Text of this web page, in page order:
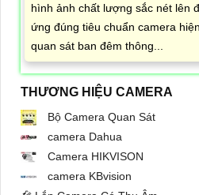
hình ảnh chất lượng sắc nét lên
ứng đúng tiêu chuẩn camera
quan sát ban đêm thông...
THƯƠNG HIỆU CAMERA
Bộ Camera Quan Sát
camera Dahua
Camera HIKVISON
camera KBvision